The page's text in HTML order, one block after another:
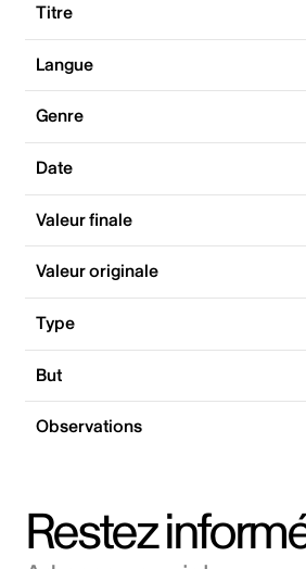
Titre
Langue
Genre
Date
Valeur finale
Valeur originale
Type
But
Observations
Restez